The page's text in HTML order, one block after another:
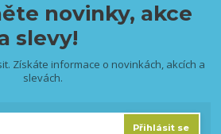
novinky, akce
slevy!
Získáte informace o novinkách, akcích a
slevách.
Přihlásit se